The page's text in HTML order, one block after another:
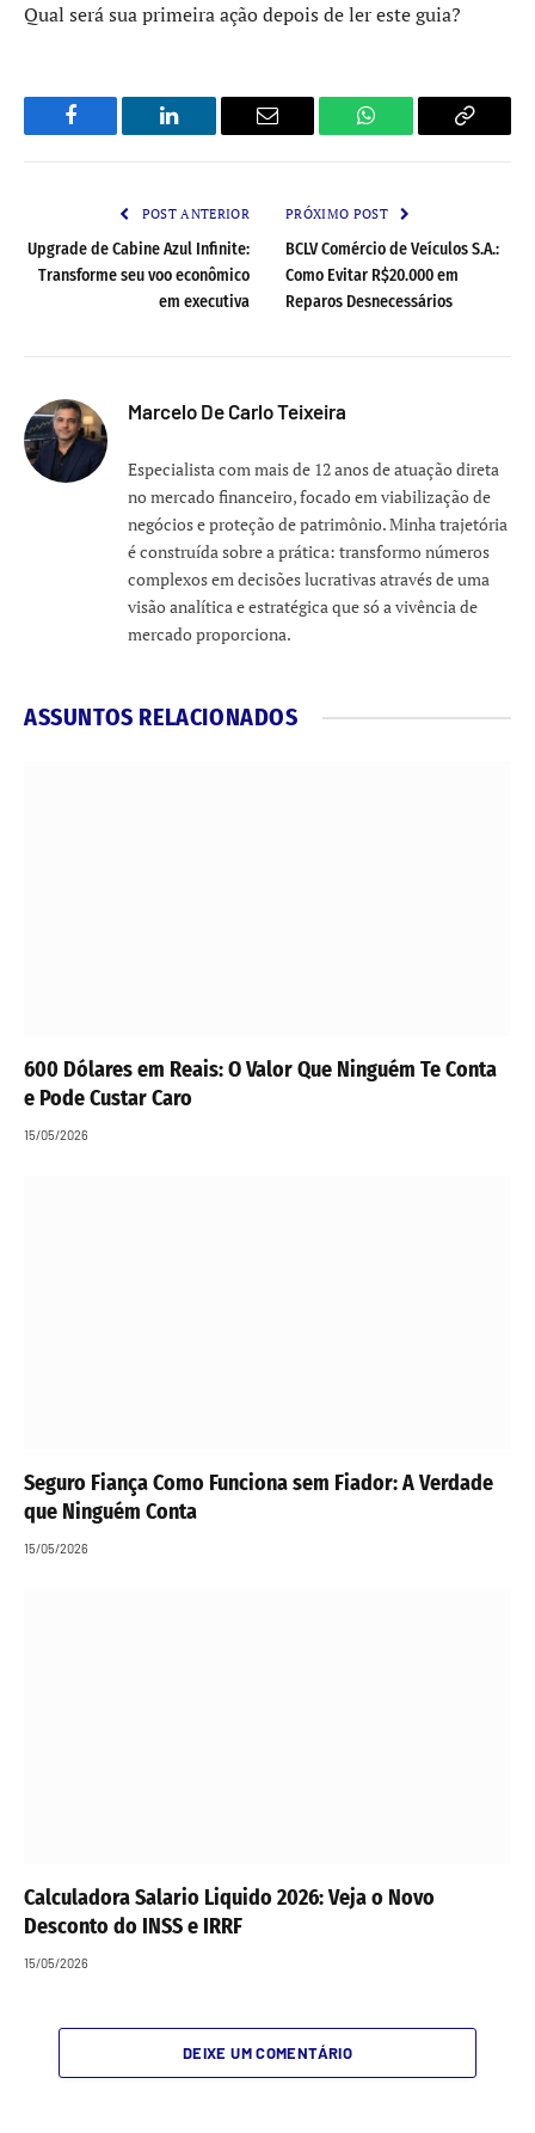
Qual será sua primeira ação depois de ler este guia?
Facebook LinkedIn Email WhatsApp Copy
POST ANTERIOR
Upgrade de Cabine Azul Infinite:
Transforme seu voo econômico
em executiva
PRÓXIMO POST
BCLV Comércio de Veículos S.A.:
Como Evitar R$20.000 em
Reparos Desnecessários
Marcelo De Carlo Teixeira
Especialista com mais de 12 anos de atuação direta
no mercado financeiro, focado em viabilização de
negócios e proteção de patrimônio. Minha trajetória
é construída sobre a prática: transformo números
complexos em decisões lucrativas através de uma
visão analítica e estratégica que só a vivência de
mercado proporciona.
ASSUNTOS RELACIONADOS
600 Dólares em Reais: O Valor Que Ninguém Te Conta
e Pode Custar Caro
15/05/2026
Seguro Fiança Como Funciona sem Fiador: A Verdade
que Ninguém Conta
15/05/2026
Calculadora Salario Liquido 2026: Veja o Novo
Desconto do INSS e IRRF
15/05/2026
DEIXE UM COMENTÁRIO